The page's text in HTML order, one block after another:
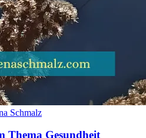
Schmalz
Thema Gesundheit